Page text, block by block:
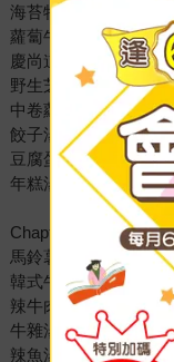
海苔牡蠣湯
蘿蔔牛肉湯
慶尚道牛肉豆芽蘿蔔
野生芝麻蘿蔔湯
中卷蘿蔔湯
餃子湯
豆腐蛋湯
年糕湯
Chapter 4. 慢火熬煮
馬鈴薯豬骨湯
韓式牛排骨湯
辣牛肉湯
牛雜湯
辣魚湯